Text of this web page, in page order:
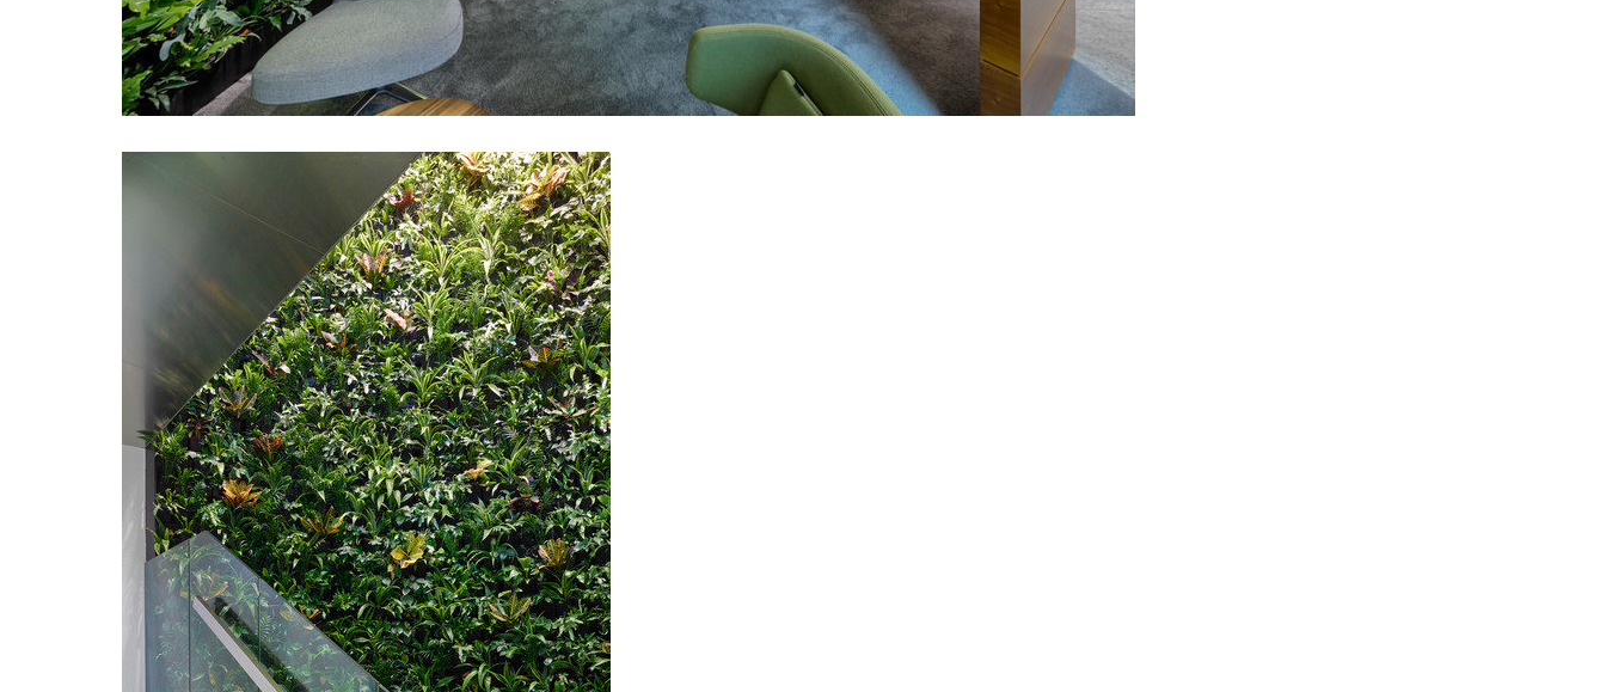
PREMIER interiors.
více
Rohan Design District je
za námi
16.09.2024
První ročník festivalu Rohan Design District
právě skončil. Moc děkujeme za přizvání a
vám všem za účast!
více
Přijďte s námi
diskutovat o
udržitelnosti
26.08.2024
Ve čtvrtek 13. září pořádáme v rámci akce
Rohan Design District panelovou diskuzi s
názvem "Případ Karlín 2024: je udržitelnost
udržitelná?".